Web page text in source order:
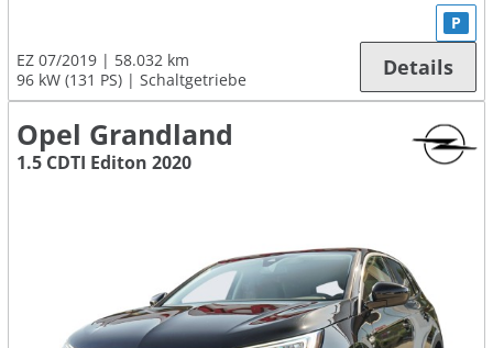
EZ 07/2019
58.032 km
96 kW (131 PS)
Schaltgetriebe
P
Details
Opel Grandland
1.5 CDTI Editon 2020